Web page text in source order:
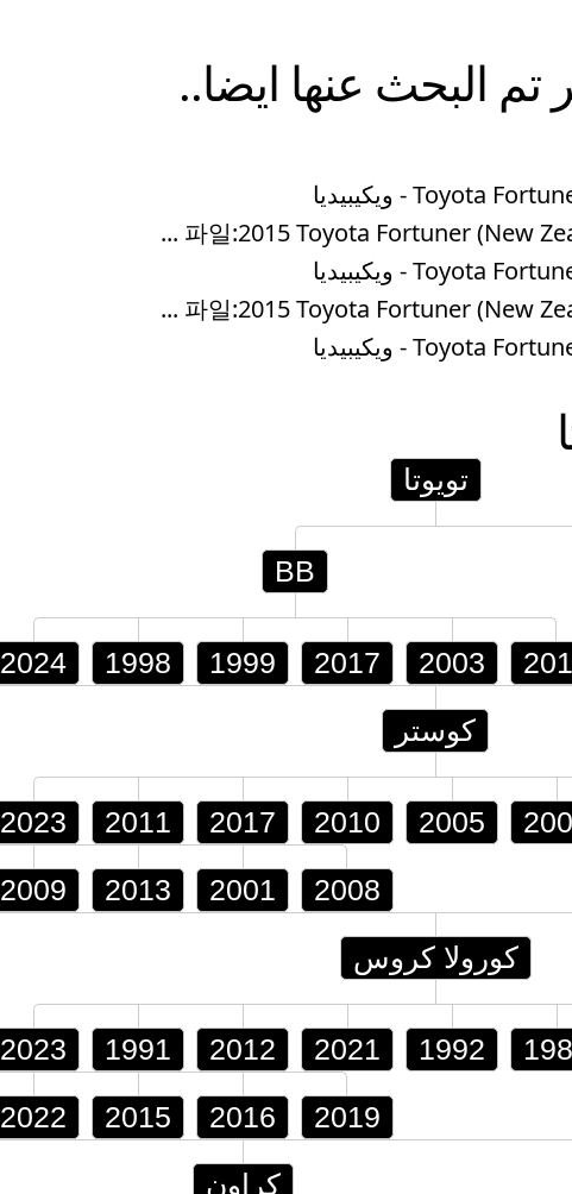
تم البحث عنها ايضا..
파일:2015 Toyota Fortuner (New
파일:2015 Toyota Fortuner (New
تويوتا
BB
2024 1998 1999 2017 2003
كوستر
2023 2011 2017 2010 2005
2009 2013 2001 2008
كورولا كروس
2023 1991 2012 2021 1992
2022 2015 2016 2019
كراون